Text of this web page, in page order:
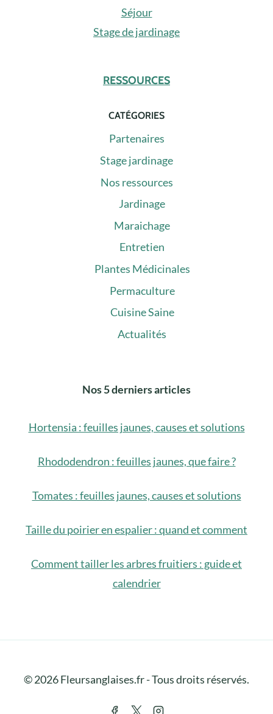
Séjour
Stage de jardinage
RESSOURCES
CATÉGORIES
Partenaires
Stage jardinage
Nos ressources
Jardinage
Maraichage
Entretien
Plantes Médicinales
Permaculture
Cuisine Saine
Actualités
Nos 5 derniers articles
Hortensia : feuilles jaunes, causes et solutions
Rhododendron : feuilles jaunes, que faire ?
Tomates : feuilles jaunes, causes et solutions
Taille du poirier en espalier : quand et comment
Comment tailler les arbres fruitiers : guide et
calendrier
© 2026 Fleursanglaises.fr - Tous droits réservés.